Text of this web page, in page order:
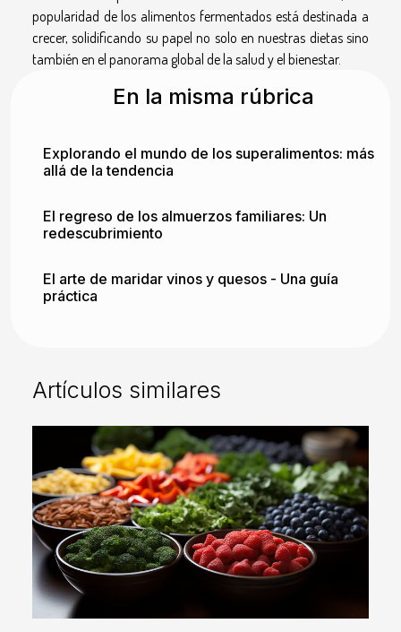
popularidad de los alimentos fermentados está destinada a
crecer, solidificando su papel no solo en nuestras dietas sino
también en el panorama global de la salud y el bienestar.
En la misma rúbrica
Explorando el mundo de los superalimentos: más
allá de la tendencia
El regreso de los almuerzos familiares: Un
redescubrimiento
El arte de maridar vinos y quesos - Una guía
práctica
Artículos similares